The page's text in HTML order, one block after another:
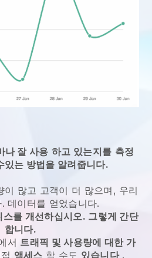
나 잘 사용 하고 있는지를 측정
있는 방법을 알려줍니다.
이 많고 고객이 더 많으며, 우리
데이터를 얻었습니다.
를 개선하십시오. 그렇게 간단
합니다.
서 트래픽 및 사용량에 대한 가
액세스 할 수도 있습니다.